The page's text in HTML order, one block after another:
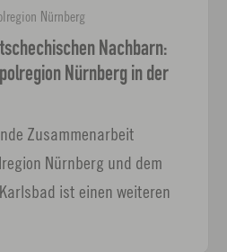
Nürnberg
Nachbarn:
Nürnberg in der
Zusammenarbeit
Nürnberg und dem
ist einen weiteren